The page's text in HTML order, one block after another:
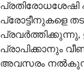
പ്രതിരോധശേഷി
പ്രോട്ടീനുകളെ
പ്രാപിക്കാനും
അവസരം